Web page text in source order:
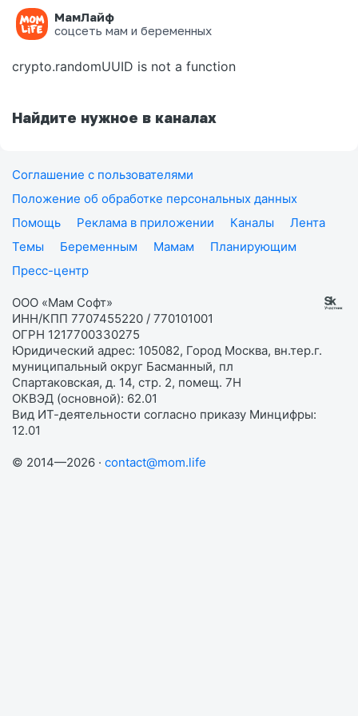
МамЛайф
соцсеть мам и беременных
Ошибка на странице
crypto.randomUUID is not a function
Найдите нужное в каналах
Соглашение с пользователями
Положение об обработке персональных данных
Помощь
Реклама в приложении Каналы
Лента
Темы
Беременным Мамам
Планирующим
Пресс-центр
ООО «Мам Софт»
ИНН/КПП 7707455220 / 770101001
ОГРН 1217700330275
Юридический адрес: 105082, Город Москва, вн.тер.г.
муниципальный округ Басманный, пл
Спартаковская, д. 14, стр. 2, помещ. 7Н
ОКВЭД (основной): 62.01
Вид ИТ-деятельности согласно приказу Минцифры:
12.01
© 2014—2026 · contact@mom.life